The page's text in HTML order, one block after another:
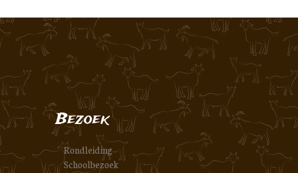
Bezoek
Rondleiding
Schoolbezoek